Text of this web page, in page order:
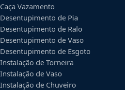
Caça Vazamento
Desentupimento de Pia
Desentupimento de Ralo
Desentupimento de Vaso
Desentupimento de Esgoto
Instalação de Torneira
Instalação de Vaso
Instalação de Chuveiro